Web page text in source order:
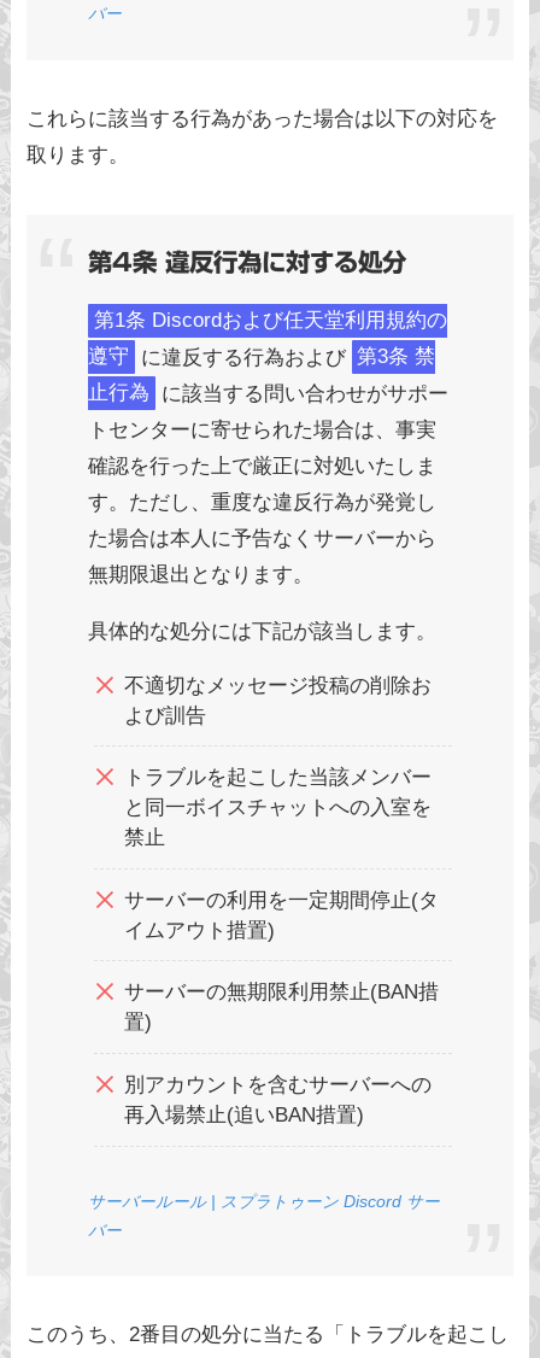
バー
これらに該当する行為があった場合は以下の対応を
取ります。
第4条 違反行為に対する処分
第1条 Discordおよび任天堂利用規約の
遵守
に違反する行為および 第3条 禁
止行為
に該当する問い合わせがサポー
トセンターに寄せられた場合は、事実
確認を行った上で厳正に対処いたしま
す。ただし、重度な違反行為が発覚し
た場合は本人に予告なくサーバーから
無期限退出となります。
具体的な処分には下記が該当します。
不適切なメッセージ投稿の削除お
よび訓告
トラブルを起こした当該メンバー
と同一ボイスチャットへの入室を
禁止
サーバーの利用を一定期間停止(タ
イムアウト措置)
サーバーの無期限利用禁止(BAN措
置)
別アカウントを含むサーバーへの
再入場禁止(追いBAN措置)
サーバールール | スプラトゥーン Discord サー
バー
このうち、2番目の処分に当たる「トラブルを起こし